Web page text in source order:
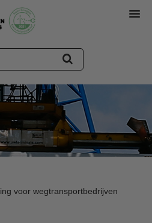
voor wegtransportbedrijven